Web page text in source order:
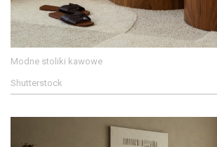
Modne stoliki kawowe
Shutterstock